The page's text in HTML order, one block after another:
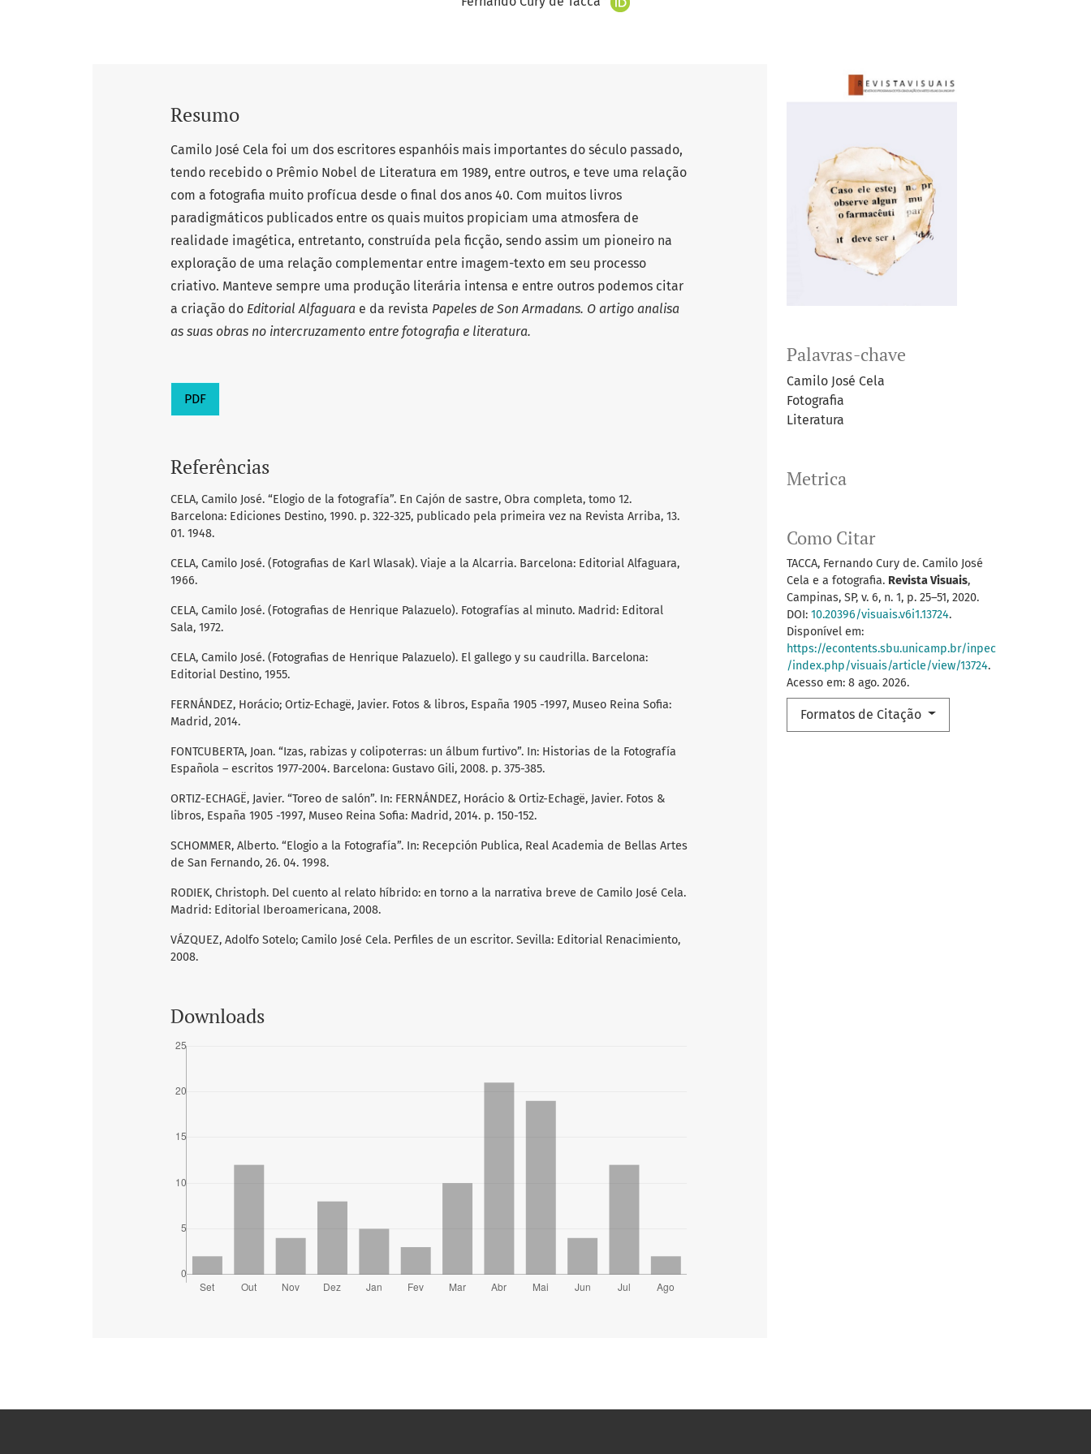
Palavras-chave
Camilo José Cela
Fotografia
Literatura
Metrica
Como Citar
TACCA, Fernando Cury de. Camilo José
Cela e a fotografia. Revista Visuais,
Campinas, SP, v. 6, n. 1, p. 25–51, 2020.
DOI: 10.20396/visuais.v6i1.13724.
Disponível em:
https://econtents.sbu.unicamp.br/inpec
/index.php/visuais/article/view/13724.
Acesso em: 8 ago. 2026.
Formatos de Citação
Resumo
Camilo José Cela foi um dos escritores espanhóis mais importantes do século passado,
tendo recebido o Prêmio Nobel de Literatura em 1989, entre outros, e teve uma relação
com a fotografia muito profícua desde o final dos anos 40. Com muitos livros
paradigmáticos publicados entre os quais muitos propiciam uma atmosfera de
realidade imagética, entretanto, construída pela ficção, sendo assim um pioneiro na
exploração de uma relação complementar entre imagem-texto em seu processo
criativo. Manteve sempre uma produção literária intensa e entre outros podemos citar
a criação do Editorial Alfaguara e da revista Papeles de Son Armadans. O artigo analisa
as suas obras no intercruzamento entre fotografia e literatura.
PDF
Referências
CELA, Camilo José. “Elogio de la fotografía”. En Cajón de sastre, Obra completa, tomo 12.
Barcelona: Ediciones Destino, 1990. p. 322-325, publicado pela primeira vez na Revista Arriba, 13.
01. 1948.
CELA, Camilo José. (Fotografias de Karl Wlasak). Viaje a la Alcarria. Barcelona: Editorial Alfaguara,
1966.
CELA, Camilo José. (Fotografias de Henrique Palazuelo). Fotografías al minuto. Madrid: Editoral
Sala, 1972.
CELA, Camilo José. (Fotografias de Henrique Palazuelo). El gallego y su caudrilla. Barcelona:
Editorial Destino, 1955.
FERNÁNDEZ, Horácio; Ortiz-Echagë, Javier. Fotos & libros, España 1905 -1997, Museo Reina Sofia:
Madrid, 2014.
FONTCUBERTA, Joan. “Izas, rabizas y colipoterras: un álbum furtivo”. In: Historias de la Fotografía
Española – escritos 1977-2004. Barcelona: Gustavo Gili, 2008. p. 375-385.
ORTIZ-ECHAGË, Javier. “Toreo de salón”. In: FERNÁNDEZ, Horácio & Ortiz-Echagë, Javier. Fotos &
libros, España 1905 -1997, Museo Reina Sofia: Madrid, 2014. p. 150-152.
SCHOMMER, Alberto. “Elogio a la Fotografía”. In: Recepción Publica, Real Academia de Bellas Artes
de San Fernando, 26. 04. 1998.
RODIEK, Christoph. Del cuento al relato híbrido: en torno a la narrativa breve de Camilo José Cela.
Madrid: Editorial Iberoamericana, 2008.
VÁZQUEZ, Adolfo Sotelo; Camilo José Cela. Perfiles de un escritor. Sevilla: Editorial Renacimiento,
2008.
Downloads